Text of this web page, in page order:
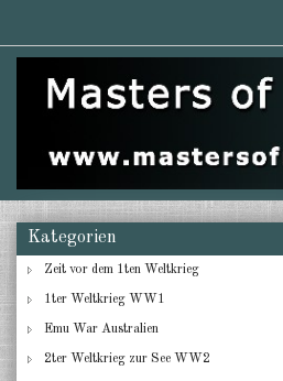
Kategorien
Zeit vor dem 1ten Weltkrieg
1ter Weltkrieg WW1
Emu War Australien
2ter Weltkrieg zur See WW2